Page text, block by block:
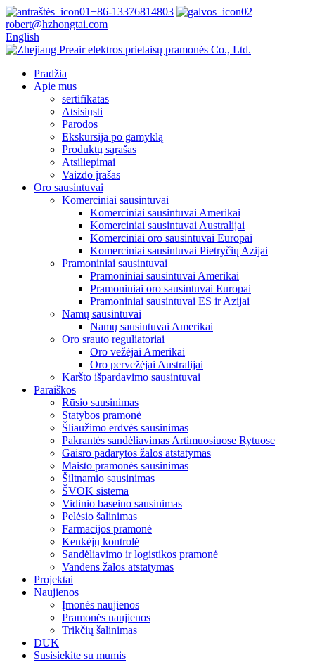
+86-13376814803
robert@hzhongtai.com
English
Pradžia
Apie mus
sertifikatas
Atsisiųsti
Parodos
Ekskursija po gamyklą
Produktų sąrašas
Atsiliepimai
Vaizdo įrašas
Oro sausintuvai
Komerciniai sausintuvai
Komerciniai sausintuvai Amerikai
Komerciniai sausintuvai Australijai
Komerciniai oro sausintuvai Europai
Komerciniai sausintuvai Pietryčių Azijai
Pramoniniai sausintuvai
Pramoniniai sausintuvai Amerikai
Pramoniniai oro sausintuvai Europai
Pramoniniai sausintuvai ES ir Azijai
Namų sausintuvai
Namų sausintuvai Amerikai
Oro srauto reguliatoriai
Oro vežėjai Amerikai
Oro pervežėjai Australijai
Karšto išpardavimo sausintuvai
Paraiškos
Rūsio sausinimas
Statybos pramonė
Šliaužimo erdvės sausinimas
Pakrantės sandėliavimas Artimuosiuose Rytuose
Gaisro padarytos žalos atstatymas
Maisto pramonės sausinimas
Šiltnamio sausinimas
ŠVOK sistema
Vidinio baseino sausinimas
Pelėsio šalinimas
Farmacijos pramonė
Kenkėjų kontrolė
Sandėliavimo ir logistikos pramonė
Vandens žalos atstatymas
Projektai
Naujienos
Įmonės naujienos
Pramonės naujienos
Trikčių šalinimas
DUK
Susisiekite su mumis